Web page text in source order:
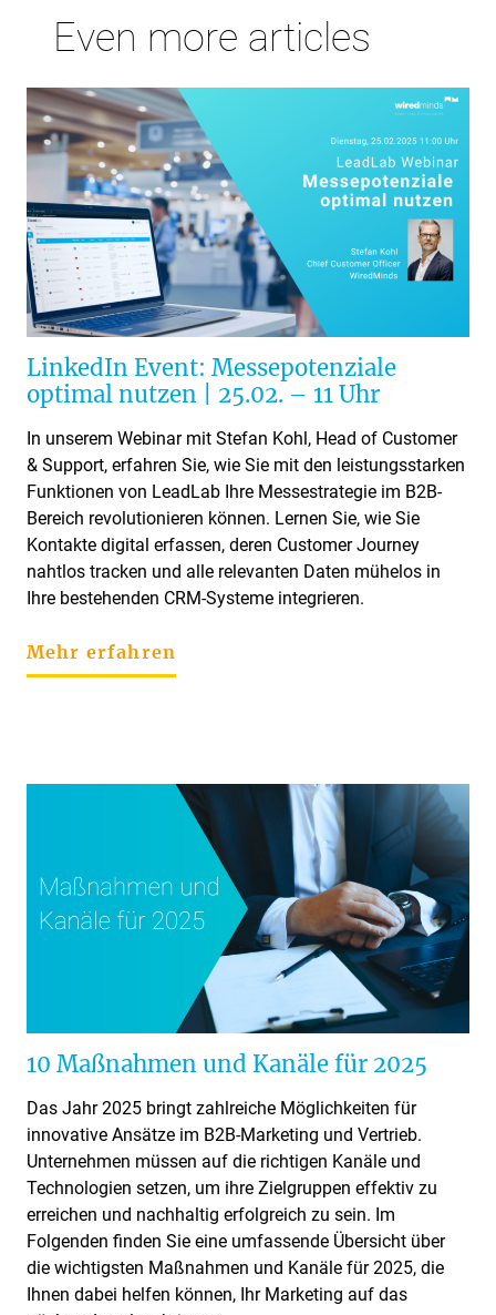
Even more articles
LinkedIn Event: Messepotenziale
optimal nutzen | 25.02. – 11 Uhr
In unserem Webinar mit Stefan Kohl, Head of Customer
& Support, erfahren Sie, wie Sie mit den leistungsstarken
Funktionen von LeadLab Ihre Messestrategie im B2B-
Bereich revolutionieren können. Lernen Sie, wie Sie
Kontakte digital erfassen, deren Customer Journey
nahtlos tracken und alle relevanten Daten mühelos in
Ihre bestehenden CRM-Systeme integrieren.
Mehr erfahren
10 Maßnahmen und Kanäle für 2025
Das Jahr 2025 bringt zahlreiche Möglichkeiten für
innovative Ansätze im B2B-Marketing und Vertrieb.
Unternehmen müssen auf die richtigen Kanäle und
Technologien setzen, um ihre Zielgruppen effektiv zu
erreichen und nachhaltig erfolgreich zu sein. Im
Folgenden finden Sie eine umfassende Übersicht über
die wichtigsten Maßnahmen und Kanäle für 2025, die
Ihnen dabei helfen können, Ihr Marketing auf das